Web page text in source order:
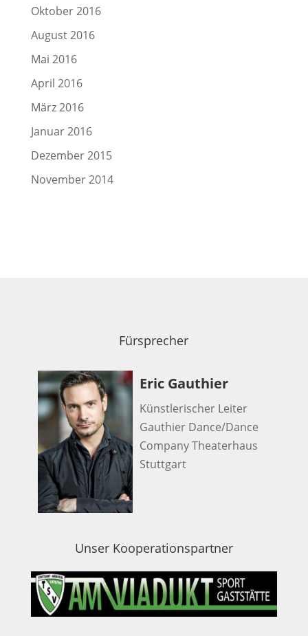
Oktober 2016
August 2016
Mai 2016
April 2016
März 2016
Januar 2016
Dezember 2015
November 2014
Fürsprecher
Eric Gauthier
Künstlerischer Leiter
Gauthier Dance/Dance
Company Theaterhaus
Stuttgart
Unser Kooperationspartner